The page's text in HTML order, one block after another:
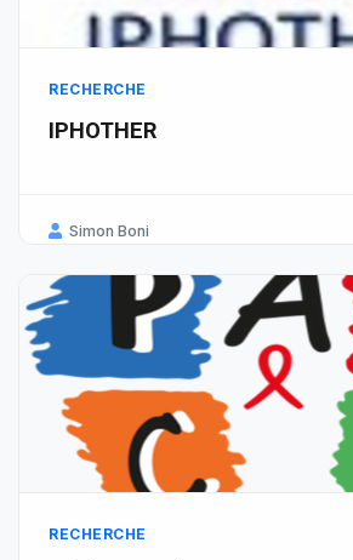
RECHERCHE
IPHOTHER
Simon Boni
RECHERCHE